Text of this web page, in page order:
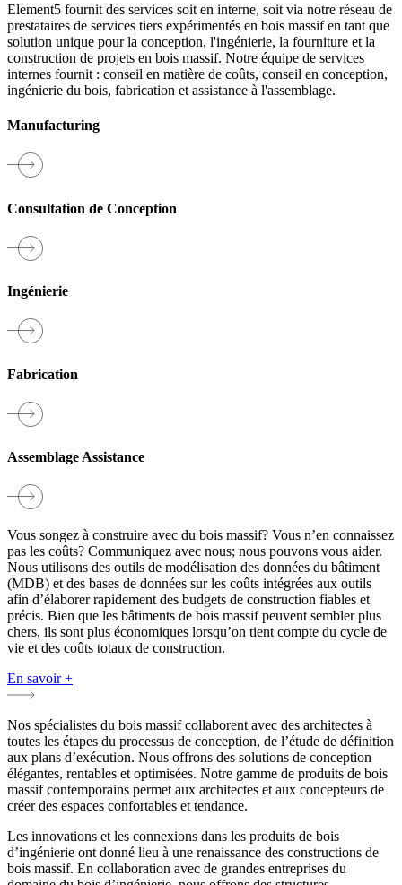
Element5 fournit des services soit en interne, soit via notre réseau de
prestataires de services tiers expérimentés en bois massif en tant que
solution unique pour la conception, l'ingénierie, la fourniture et la
construction de projets en bois massif. Notre équipe de services
internes fournit : conseil en matière de coûts, conseil en conception,
ingénierie du bois, fabrication et assistance à l'assemblage.
Manufacturing
Consultation de Conception
Ingénierie
Fabrication
Assemblage Assistance
Vous songez à construire avec du bois massif? Vous n’en connaissez
pas les coûts? Communiquez avec nous; nous pouvons vous aider.
Nous utilisons des outils de modélisation des données du bâtiment
(MDB) et des bases de données sur les coûts intégrées aux outils
afin d’élaborer rapidement des budgets de construction fiables et
précis. Bien que les bâtiments de bois massif peuvent sembler plus
chers, ils sont plus économiques lorsqu’on tient compte du cycle de
vie et des coûts totaux de construction.
En savoir +
Nos spécialistes du bois massif collaborent avec des architectes à
toutes les étapes du processus de conception, de l’étude de définition
aux plans d’exécution. Nous offrons des solutions de conception
élégantes, rentables et optimisées. Notre gamme de produits de bois
massif contemporains permet aux architectes et aux concepteurs de
créer des espaces confortables et tendance.
Les innovations et les connexions dans les produits de bois
d’ingénierie ont donné lieu à une renaissance des constructions de
bois massif. En collaboration avec de grandes entreprises du